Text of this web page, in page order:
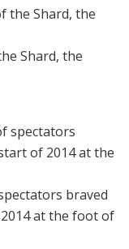
Shard, the
braved
at the foot of